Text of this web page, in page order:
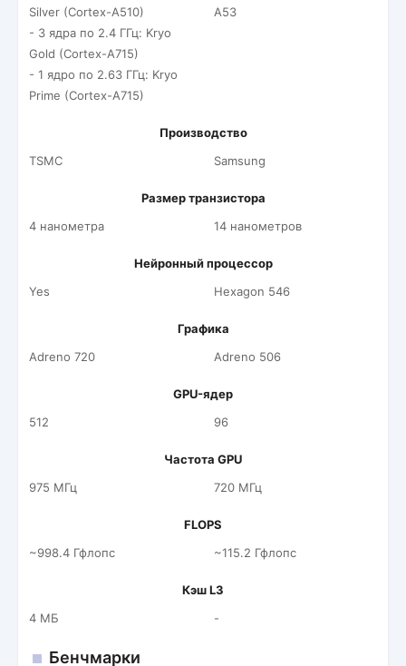
Silver (Cortex-A510)
- 3 ядра по 2.4 ГГц: Kryo
Gold (Cortex-A715)
- 1 ядро по 2.63 ГГц: Kryo
Prime (Cortex-A715)
A53
Производство
TSMC
Samsung
Размер транзистора
4 нанометра
14 нанометров
Нейронный процессор
Yes
Hexagon 546
Графика
Adreno 720
Adreno 506
GPU-ядер
512
96
Частота GPU
975 МГц
720 МГц
FLOPS
~998.4 Гфлопс
~115.2 Гфлопс
Кэш L3
4 МБ
-
Бенчмарки